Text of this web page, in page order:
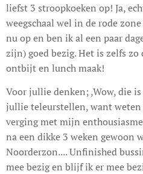
liefst 3 stroopkoeken op! Ja,
weegschaal wel in de rode
nu op en ben ik al een paar
zijn) goed bezig. Het is zelfs
ontbijt en lunch maak!
Voor jullie denken; ,Wow, die
jullie teleurstellen, want
verging met mijn
na een dikke 3 weken gewoon
Noorderzon.... Unfinished
mee bezig en blijf ik er mee